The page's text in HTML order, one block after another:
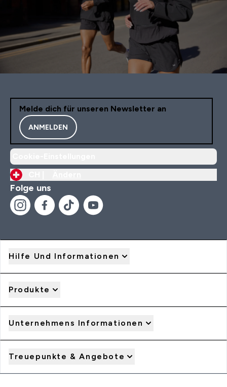
Melde dich für unseren Newsletter an
ANMELDEN
Folge uns
Hilfe Und Informationen
Produkte
Unternehmens Informationen
Treuepunkte & Angebote